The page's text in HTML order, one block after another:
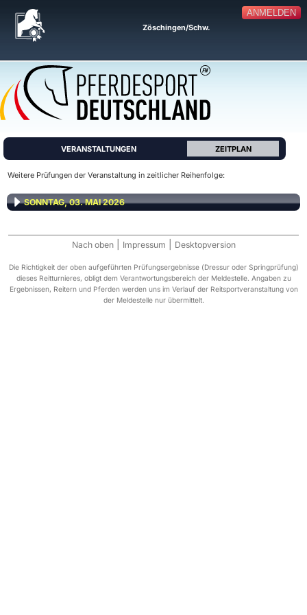
ANMELDEN
Zöschingen/Schw.
VERANSTALTUNGEN ZEITPLAN
Weitere Prüfungen der Veranstaltung in zeitlicher Reihenfolge:
SONNTAG, 03. MAI 2026
Nach oben Impressum Desktopversion
Die Richtigkeit der oben aufgeführten Prüfungsergebnisse (Dressur oder Springprüfung)
dieses Reitturnieres, obligt dem Verantwortungsbereich der Meldestelle. Angaben zu
Ergebnissen, Reitern und Pferden werden uns im Verlauf der Reitsportveranstaltung von
der Meldestelle nur übermittelt.